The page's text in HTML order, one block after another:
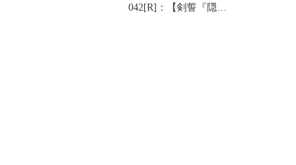
042[R]：【剣誓『隠